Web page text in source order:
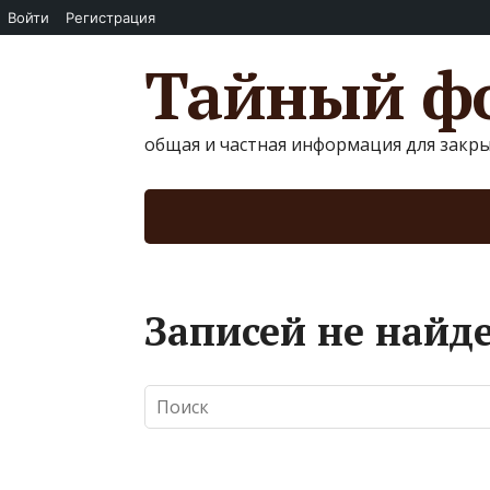
Войти Регистрация
Тайный
общая и частная информация для
Записей не